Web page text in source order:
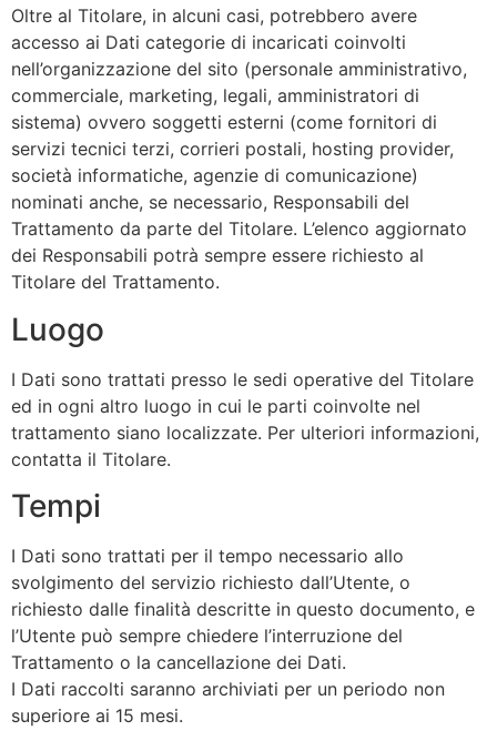
Oltre al Titolare, in alcuni casi, potrebbero avere
accesso ai Dati categorie di incaricati coinvolti
nell’organizzazione del sito (personale amministrativo,
commerciale, marketing, legali, amministratori di
sistema) ovvero soggetti esterni (come fornitori di
servizi tecnici terzi, corrieri postali, hosting provider,
società informatiche, agenzie di comunicazione)
nominati anche, se necessario, Responsabili del
Trattamento da parte del Titolare. L’elenco aggiornato
dei Responsabili potrà sempre essere richiesto al
Titolare del Trattamento.
Luogo
I Dati sono trattati presso le sedi operative del Titolare
ed in ogni altro luogo in cui le parti coinvolte nel
trattamento siano localizzate. Per ulteriori informazioni,
contatta il Titolare.
Tempi
I Dati sono trattati per il tempo necessario allo
svolgimento del servizio richiesto dall’Utente, o
richiesto dalle finalità descritte in questo documento, e
l’Utente può sempre chiedere l’interruzione del
Trattamento o la cancellazione dei Dati.
I Dati raccolti saranno archiviati per un periodo non
superiore ai 15 mesi.